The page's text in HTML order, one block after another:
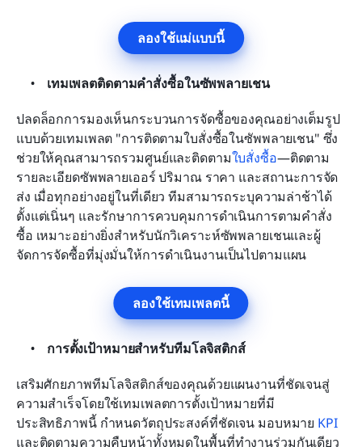
ลองใช้แม่แบบนี้
เทมเพลตติดตามคำสั่งซื้อในซัพพลายเชน
ปลดล็อกการมองเห็นกระบวนการจัดซื้อของคุณอย่างเต็มรูป
แบบด้วยเทมเพลต "การติดตามใบสั่งซื้อในซัพพลายเชน" ซึ่ง
ช่วยให้คุณสามารถรวมศูนย์และติดตามใบสั่งซื้อ—ติดตาม
รายละเอียดซัพพลายเออร์ ปริมาณ ราคา และสถานะการจัด
ส่ง เมื่อทุกอย่างอยู่ในที่เดียว ทีมสามารถระบุความล่าช้าได้
ตั้งแต่เนิ่นๆ และรักษาการควบคุมการดำเนินการตามคำสั่ง
ซื้อ เหมาะอย่างยิ่งสำหรับนักวิเคราะห์ซัพพลายเชนและผู้
จัดการจัดซื้อที่มุ่งมั่นให้การดำเนินงานเป็นไปตามแผน
ลองใช้เทมเพลตนี้
การตั้งเป้าหมายสำหรับทีมโลจิสติกส์
เสริมศักยภาพทีมโลจิสติกส์ของคุณด้วยแผนงานที่ชัดเจนสู่
ความสำเร็จโดยใช้เทมเพลตการตั้งเป้าหมายที่มี
ประสิทธิภาพนี้ กำหนดวัตถุประสงค์ที่ชัดเจน มอบหมาย KPI
และติดตามความคืบหน้าทั้งหมดในพื้นที่ทำงานร่วมกันเดียว